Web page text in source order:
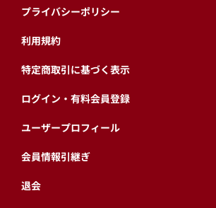
プライバシーポリシー
利用規約
特定商取引に基づく表示
ログイン・有料会員登録
ユーザープロフィール
会員情報引継ぎ
退会